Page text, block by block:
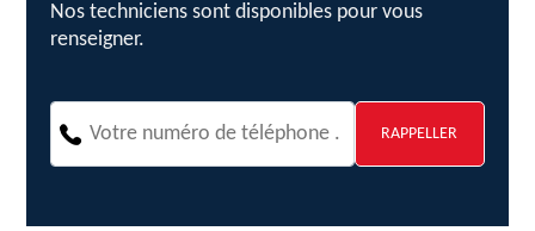
Nos techniciens sont disponibles pour vous
renseigner.